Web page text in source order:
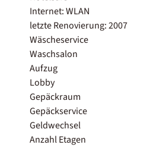
Internet: WLAN
letzte Renovierung: 2007
Wäscheservice
Waschsalon
Aufzug
Lobby
Gepäckraum
Gepäckservice
Geldwechsel
Anzahl Etagen